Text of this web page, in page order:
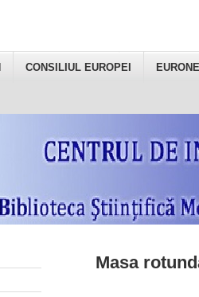
CONSILIUL EUROPEI
Masa